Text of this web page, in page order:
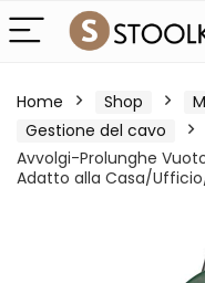
Home Shop
Gestione del cavo
Avvolgi-Prolunghe
Adatto alla Casa/